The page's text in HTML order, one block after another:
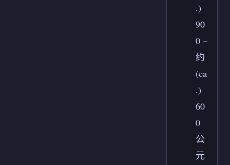
.)
90
0 –
约
(ca
.)
60
0
公
元